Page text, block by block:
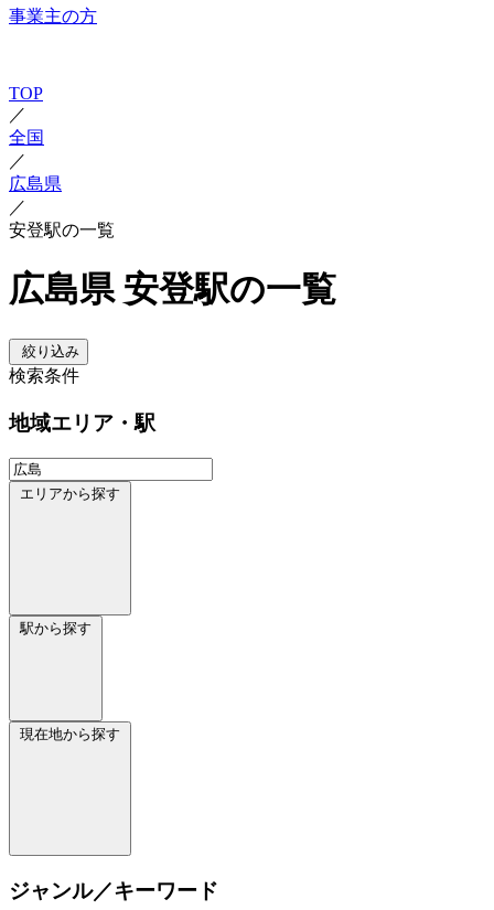
事業主の方
TOP
／
全国
／
広島県
／
安登駅の一覧
広島県 安登駅の一覧
絞り込み
検索条件
地域エリア・駅
エリアから探す
駅から探す
現在地から探す
ジャンル／キーワード